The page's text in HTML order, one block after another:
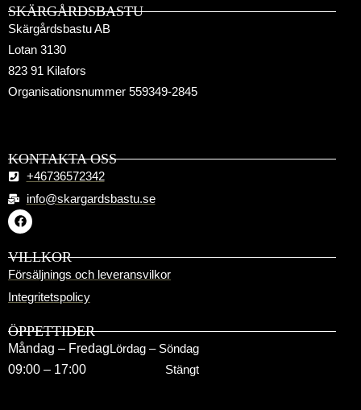
SKÄRGÅRDSBASTU
Skärgårdsbastu AB
Lotan 3130
823 91 Kilafors
Organisationsnummer 559349-2845
KONTAKTA OSS
+46736572342
info@skargardsbastu.se
VILLKOR
Försäljnings och leveransvilkor
Integritetspolicy
ÖPPETTIDER
Måndag – Fredag
09:00 – 17:00
Lördag – Söndag
Stängt